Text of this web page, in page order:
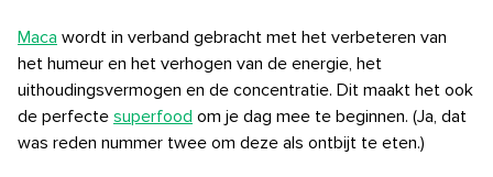
Maca wordt in verband gebracht met het verbeteren van
het humeur en het verhogen van de energie, het
uithoudingsvermogen en de concentratie. Dit maakt het ook
de perfecte superfood om je dag mee te beginnen. (Ja, dat
was reden nummer twee om deze als ontbijt te eten.)